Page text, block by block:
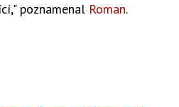
poznamenal Roman.